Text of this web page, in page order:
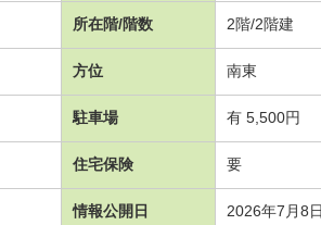
所在階/階数 2階/2階建
方位 南東
駐車場 有 5,500円
住宅保険 要
情報公開日 2026年7月8日